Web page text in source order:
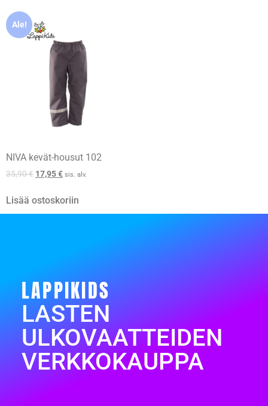
Ale!
NIVA kevät-housut 102
35,90€ 17,95€ sis. alv.
Lisää ostoskoriin
LAPPIKIDS
LASTEN
ULKOVAATTEIDEN
VERKKOKAUPPA